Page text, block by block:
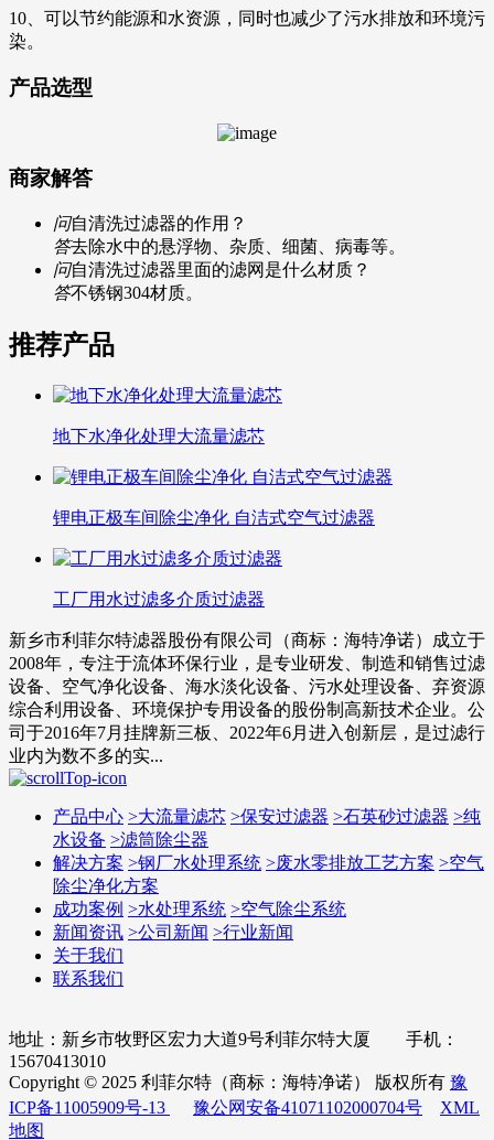
10、可以节约能源和水资源，同时也减少了污水排放和环境污
染。
产品选型
商家解答
问自清洗过滤器的作用？
答去除水中的悬浮物、杂质、细菌、病毒等。
问自清洗过滤器里面的滤网是什么材质？
答不锈钢304材质。
推荐产品
地下水净化处理大流量滤芯
锂电正极车间除尘净化 自洁式空气过滤器
工厂用水过滤多介质过滤器
新乡市利菲尔特滤器股份有限公司（商标：海特净诺）成立于
2008年，专注于流体环保行业，是专业研发、制造和销售过滤
设备、空气净化设备、海水淡化设备、污水处理设备、弃资源
综合利用设备、环境保护专用设备的股份制高新技术企业。公
司于2016年7月挂牌新三板、2022年6月进入创新层，是过滤行
业内为数不多的实...
产品中心 >大流量滤芯 >保安过滤器 >石英砂过滤器 >纯
水设备 >滤筒除尘器
解决方案 >钢厂水处理系统 >废水零排放工艺方案 >空气
除尘净化方案
成功案例 >水处理系统 >空气除尘系统
新闻资讯 >公司新闻 >行业新闻
关于我们
联系我们
地址：新乡市牧野区宏力大道9号利菲尔特大厦 手机：
15670413010
Copyright © 2025 利菲尔特（商标：海特净诺） 版权所有 豫
ICP备11005909号-13
豫公网安备41071102000704号
XML
地图